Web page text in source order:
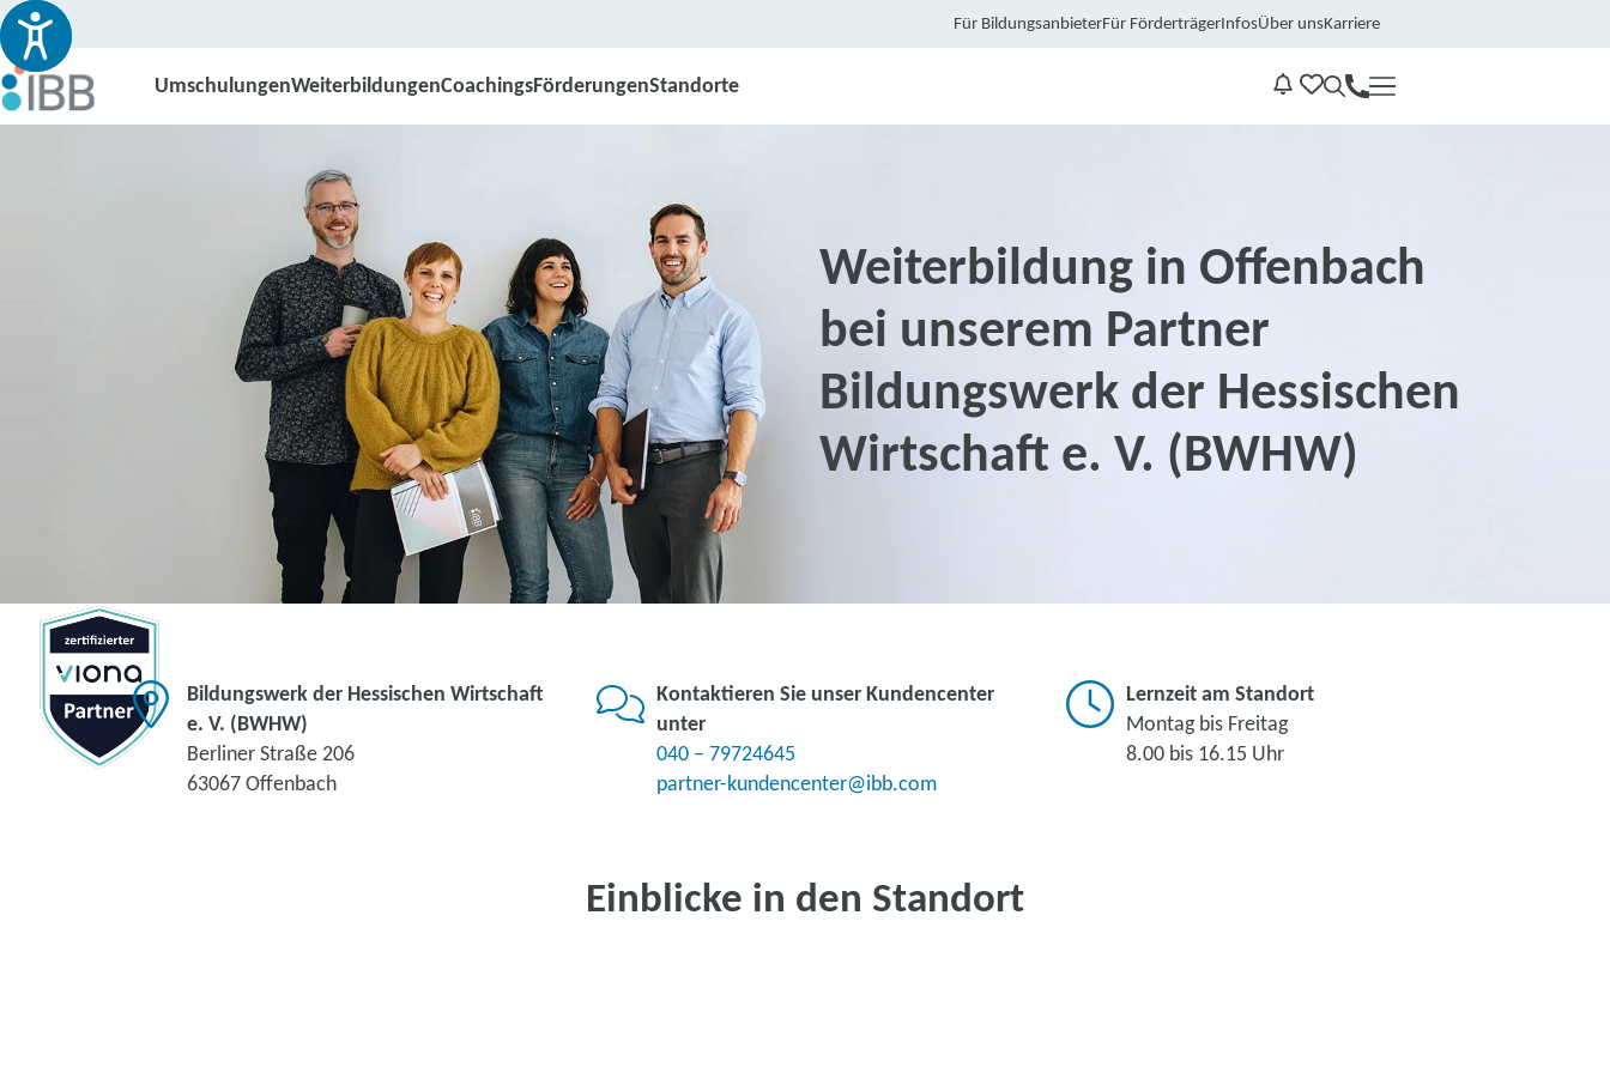
Für BildungsanbieterFür FörderträgerInfosÜber unsKarriere
UmschulungenWeiterbildungenCoachingsFörderungenStandorte
Kontakt
Weiterbildung in Offenbach
bei unserem Partner
Bildungswerk der Hessischen
Wirtschaft e. V. (BWHW)
Bildungswerk der Hessischen Wirtschaft
e. V. (BWHW)
Berliner Straße 206
63067 Offenbach
Kontaktieren Sie unser Kundencenter
unter
040 – 79724645
partner-kundencenter@ibb.com
Lernzeit am Standort
Montag bis Freitag
8.00 bis 16.15 Uhr
Einblicke in den Standort